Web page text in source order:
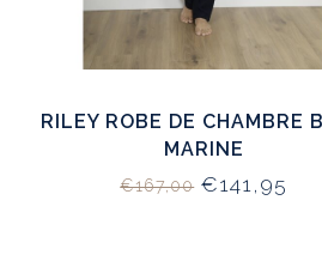
RILEY ROBE DE CHAMBRE
MARINE
€167,00€141,95